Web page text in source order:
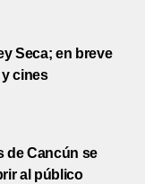
Seca; en breve
cines
de Cancún se
al público